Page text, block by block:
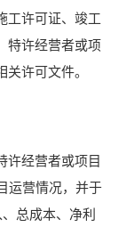
工许可证、竣工
特许经营者或项
许可文件。
许经营者或项目
运营情况，并于
总成本、净利